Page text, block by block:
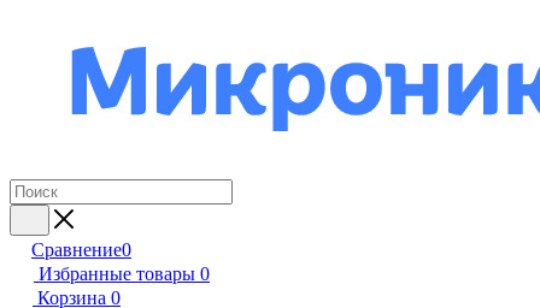
Сравнение0
Избранные товары 0
Корзина 0